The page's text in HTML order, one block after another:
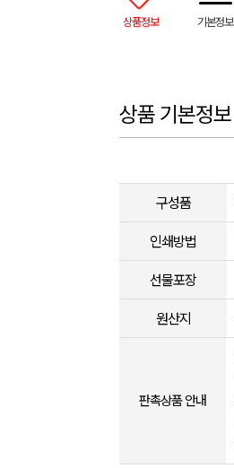
상품정보 기본정보
상품 기본정보
구성품
인쇄방법
선물포장
원산지
판촉상품 안내